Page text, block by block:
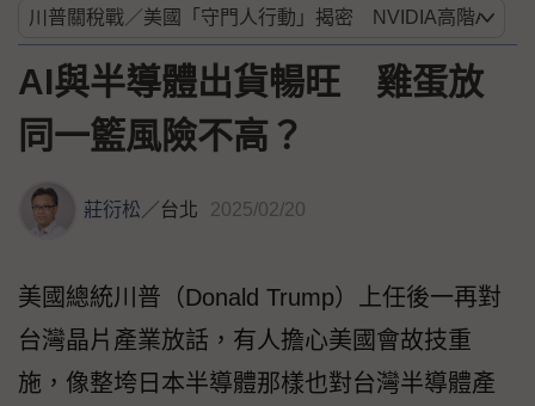
AI與半導體出貨暢旺 雞蛋放
同一籃風險不高？
莊衍松 ／台北 2025/02/20
美國總統川普（Donald Trump）上任後一再對
台灣晶片產業放話，有人擔心美國會故技重
施，像整垮日本半導體那樣也對台灣半導體產